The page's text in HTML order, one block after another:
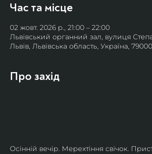
Час та місце
02 жовт. 2026 р., 21:00 – 22:00
Львівський органний зал, вулиця
Львів, Львівська область, Україна, 79000
Про захід
Осінній вечір. Мерехтіння свічок.